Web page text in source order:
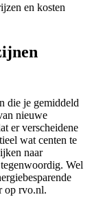
en kosten
die je gemiddeld
nieuwe
er verscheidene
wat centen te
naar
Wel
op rvo.nl.